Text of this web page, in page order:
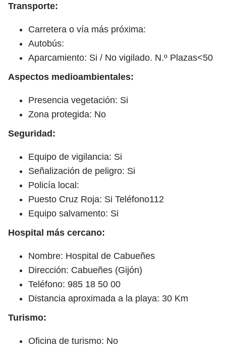
Transporte:
Carretera o vía más próxima:
Autobús:
Aparcamiento: Si / No vigilado. N.º Plazas<50
Aspectos medioambientales:
Presencia vegetación: Si
Zona protegida: No
Seguridad:
Equipo de vigilancia: Si
Señalización de peligro: Si
Policía local:
Puesto Cruz Roja: Si Teléfono112
Equipo salvamento: Si
Hospital más cercano:
Nombre: Hospital de Cabueñes
Dirección: Cabueñes (Gijón)
Teléfono: 985 18 50 00
Distancia aproximada a la playa: 30 Km
Turismo:
Oficina de turismo: No